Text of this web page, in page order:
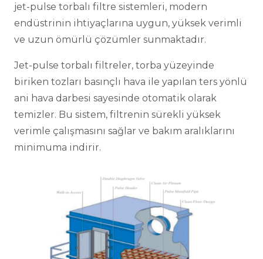
jet-pulse torbalı filtre sistemleri, modern
endüstrinin ihtiyaçlarına uygun, yüksek verimli
ve uzun ömürlü çözümler sunmaktadır.
Jet-pulse torbalı filtreler, torba yüzeyinde
biriken tozları basınçlı hava ile yapılan ters yönlü
ani hava darbesi sayesinde otomatik olarak
temizler. Bu sistem, filtrenin sürekli yüksek
verimle çalışmasını sağlar ve bakım aralıklarını
minimuma indirir.